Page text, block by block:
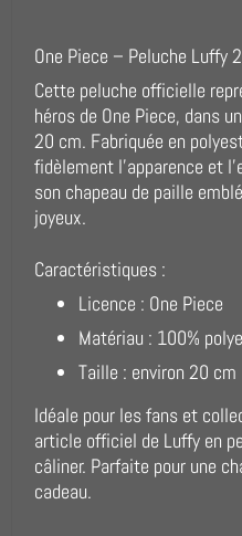
One Piece – Peluche Luffy
Cette peluche officielle
héros de One Piece, dans
20 cm. Fabriquée en
fidèlement l'apparence et
son chapeau de paille
joyeux.
Caractéristiques :
Licence : One Piece
Matériau : 100%
Taille : environ 20 cm
Idéale pour les fans et
article officiel de Luffy en
câliner. Parfaite pour une
cadeau.